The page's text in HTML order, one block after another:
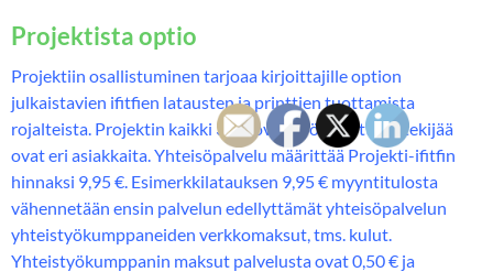
Projektista optio
Projektiin osallistuminen tarjoaa kirjoittajille option
julkaistavien ifitfien latausten ja printtien tuottamista
rojalteista. Projektin kaikki 30 luovan työn tuotteen tekijää
ovat eri asiakkaita. Yhteisöpalvelu määrittää Projekti-ifitfin
hinnaksi 9,95 €. Esimerkkilatauksen 9,95 € myyntitulosta
vähennetään ensin palvelun edellyttämät yhteisöpalvelun
yhteistyökumppaneiden verkkomaksut, tms. kulut.
Yhteistyökumppanin maksut palvelusta ovat 0,50 € ja